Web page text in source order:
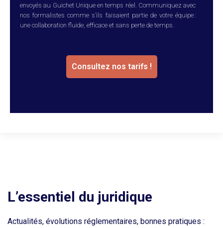
envoyés au Guichet Unique en temps réel. Communiquez avec
nos formalistes comme s’ils faisaient partie de votre équipe :
une collaboration fluide, efficace et sans perte de temps.
Consultez nos tarifs !
L’essentiel du juridique
Actualités, évolutions réglementaires, bonnes pratiques :